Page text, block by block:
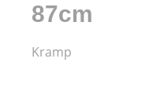
87cm
Kramp